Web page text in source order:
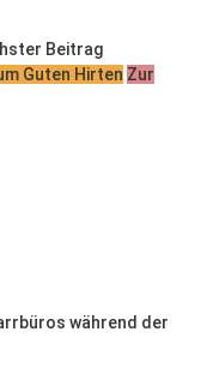
Beitrag
Guten Hirten Zur
während der